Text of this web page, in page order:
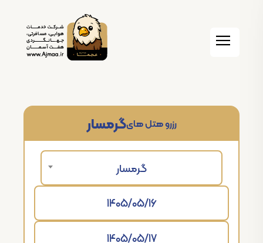
گرمساررزرو هتل های
گرمسار